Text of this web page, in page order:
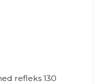
refleks 130